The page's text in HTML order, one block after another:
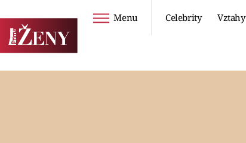
Menu Celebrity Vztahy